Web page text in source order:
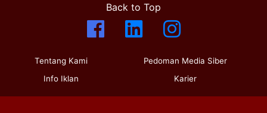
Back to Top
Tentang Kami
Info Iklan
Pedoman Media Siber
Karier